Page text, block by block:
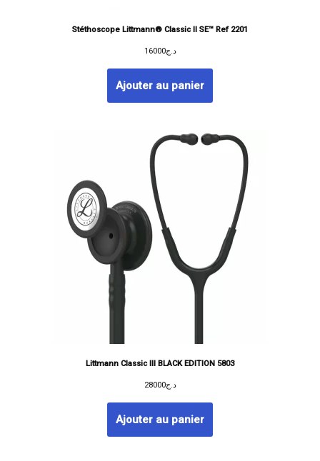
Stéthoscope Littmann® Classic II SE™ Ref 2201
د.ج16000
Ajouter au panier
Littmann Classic III BLACK EDITION 5803
د.ج28000
Ajouter au panier